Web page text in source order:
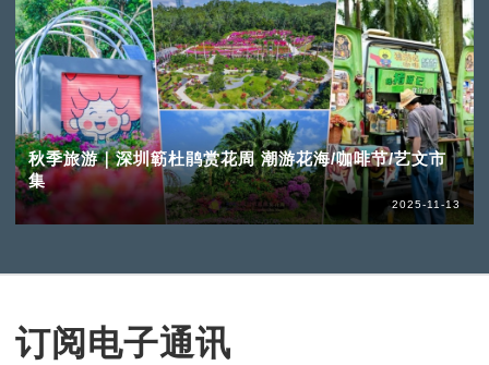
秋季旅游｜深圳簕杜鹃赏花周 潮游花海/咖啡节/艺文市
集
2025-11-13
订阅电子通讯